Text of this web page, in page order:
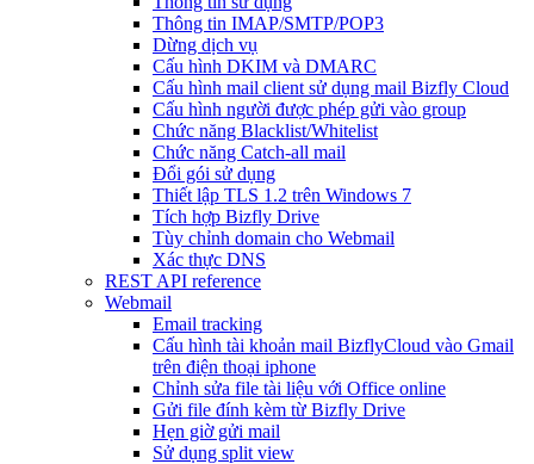
Thông tin IMAP/SMTP/POP3
Dừng dịch vụ
Cấu hình DKIM và DMARC
Cấu hình mail client sử dụng mail Bizfly Cloud
Cấu hình người được phép gửi vào group
Chức năng Blacklist/Whitelist
Chức năng Catch-all mail
Đổi gói sử dụng
Thiết lập TLS 1.2 trên Windows 7
Tích hợp Bizfly Drive
Tùy chỉnh domain cho Webmail
Xác thực DNS
REST API reference
Webmail
Email tracking
Cấu hình tài khoản mail BizflyCloud vào Gmail
trên điện thoại iphone
Chỉnh sửa file tài liệu với Office online
Gửi file đính kèm từ Bizfly Drive
Hẹn giờ gửi mail
Sử dụng split view